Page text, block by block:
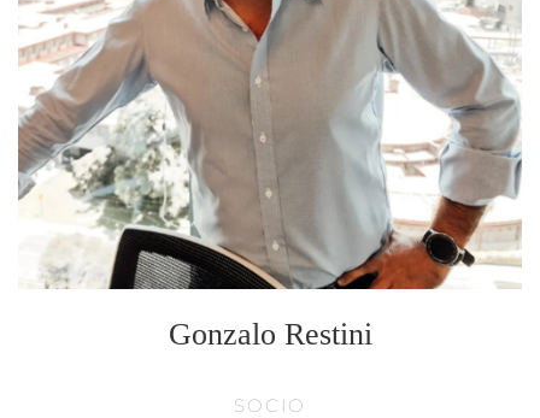
Gonzalo Restini
SOCIO